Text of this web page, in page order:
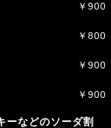
￥900
￥800
￥900
￥900
ーなどのソーダ割